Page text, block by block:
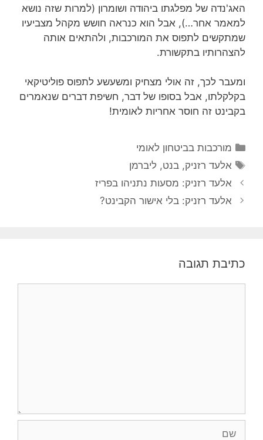
האג'נדה של מפלגתו ביהודה ושומרון (למרות שזה נושא
למאמר אחר…), אבל הוא כנראה חושש מקהל מצביעיו
שמתקשים לתפוס את המורכבות, ולהתאים אותה
להצהרותיו בתקשורת.
ומעבר לכך, זה אולי מצחיק ומשעשע לתפוס פוליטיקאי
בקלקלתו, אבל בסופו של דבר, חשיפת דברים שנאמרים
בקבינט זה חוסר אחריות לאומית!
קטגוריות
מורכבות בביטחון לאומי
תגיות
אלעד רזניק,בנט, ליברמן
אלעד רזניק: מסעות נתניהו בפריז
אלעד רזניק: בלי אישור הקבינט?
כתיבת תגובה